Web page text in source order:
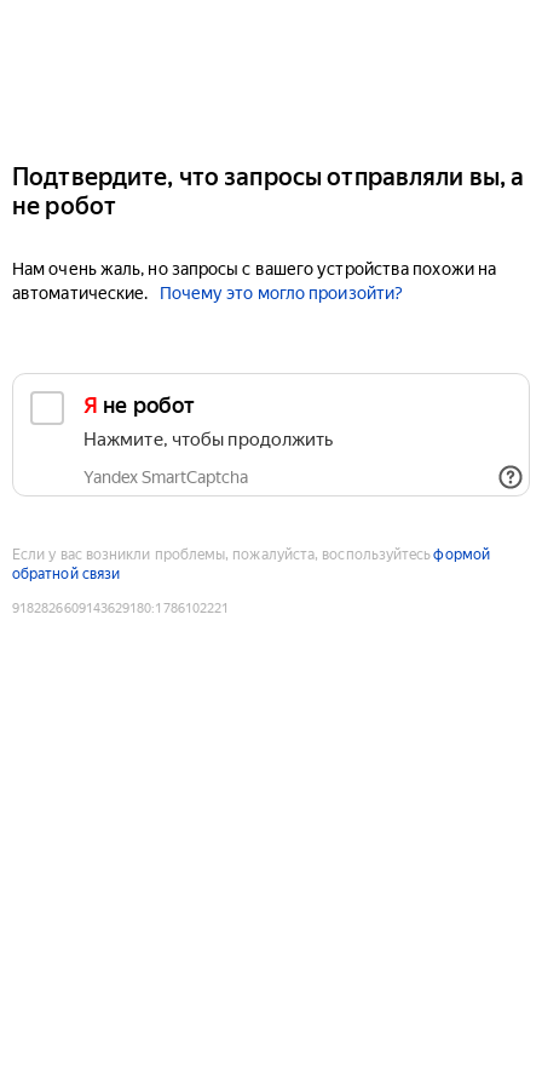
Подтвердите, что запросы отправляли вы, а
не робот
Нам очень жаль, но запросы с вашего устройства похожи на
автоматические.
Почему это могло произойти?
Я не робот
Нажмите, чтобы продолжить
Yandex SmartCaptcha
Если у вас возникли проблемы, пожалуйста, воспользуйтесьформой
обратной связи
9182826609143629180:1786102221